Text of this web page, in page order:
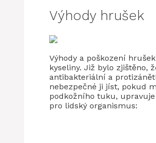
Výhody hrušek
Výhody a poškození
kyseliny. Již bylo zjištěno,
antibakteriální a
nebezpečné ji jíst, pokud
podkožního tuku,
pro lidský organismus: